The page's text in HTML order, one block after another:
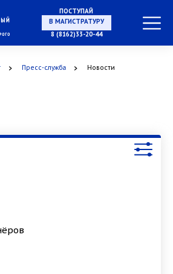
ПОСТУПАЙ
НА СПЕЦИАЛИТЕТ
8 (8162)33-20-44
Пресс-служба Новости